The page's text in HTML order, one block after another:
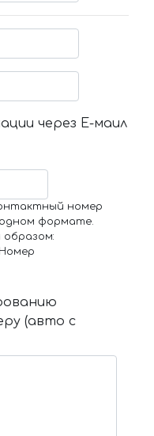
через Е-маил
номер
формате.
(авто с